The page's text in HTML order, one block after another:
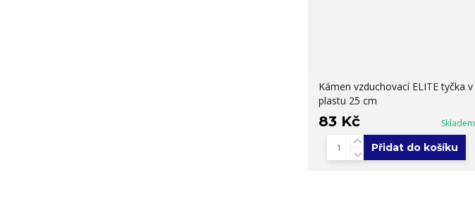
Kámen vzduchovací ELITE tyčka v
plastu 25 cm
83 Kč Skladem
Přidat do košíku